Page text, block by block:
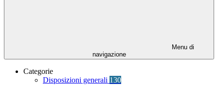
Menu di
navigazione
Categorie
Disposizioni generali 130